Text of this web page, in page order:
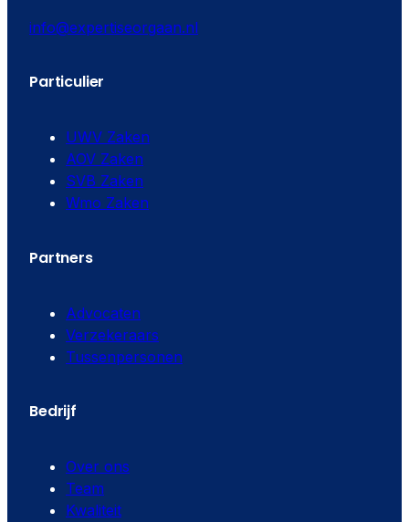
info@expertiseorgaan.nl
Particulier
UWV Zaken
AOV Zaken
SVB Zaken
Wmo Zaken
Partners
Advocaten
Verzekeraars
Tussenpersonen
Bedrijf
Over ons
Team
Kwaliteit